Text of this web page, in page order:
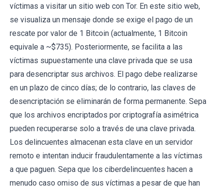
víctimas a visitar un sitio web con Tor. En este sitio web,
se visualiza un mensaje donde se exige el pago de un
rescate por valor de 1 Bitcoin (actualmente, 1 Bitcoin
equivale a ~$735). Posteriormente, se facilita a las
víctimas supuestamente una clave privada que se usa
para desencriptar sus archivos. El pago debe realizarse
en un plazo de cinco días; de lo contrario, las claves de
desencriptación se eliminarán de forma permanente. Sepa
que los archivos encriptados por criptografía asimétrica
pueden recuperarse solo a través de una clave privada.
Los delincuentes almacenan esta clave en un servidor
remoto e intentan inducir fraudulentamente a las víctimas
a que paguen. Sepa que los ciberdelincuentes hacen a
menudo caso omiso de sus víctimas a pesar de que han